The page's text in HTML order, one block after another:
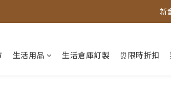
全館，滿888 新
全館，滿888
生活用品 生活倉庫訂製 ⏰限時折扣